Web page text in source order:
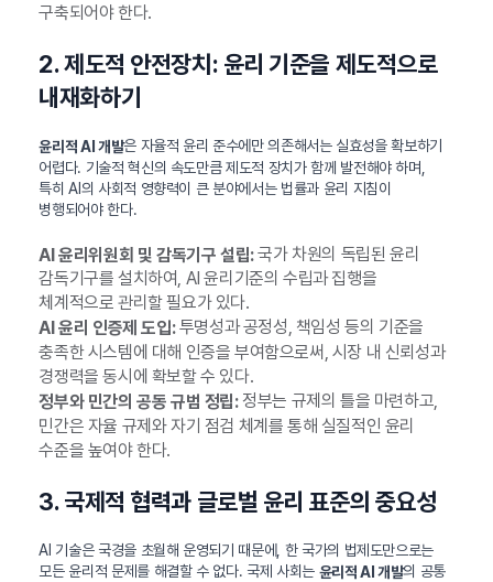
구축되어야 한다.
2. 제도적 안전장치: 윤리 기준을 제도적으로
내재화하기
윤리적 AI 개발은 자율적 윤리 준수에만 의존해서는 실효성을 확보하기
어렵다. 기술적 혁신의 속도만큼 제도적 장치가 함께 발전해야 하며,
특히 AI의 사회적 영향력이 큰 분야에서는 법률과 윤리 지침이
병행되어야 한다.
AI 윤리위원회 및 감독기구 설립:국가 차원의 독립된 윤리
감독기구를 설치하여, AI 윤리기준의 수립과 집행을
체계적으로 관리할 필요가 있다.
AI 윤리 인증제 도입:투명성과 공정성, 책임성 등의 기준을
충족한 시스템에 대해 인증을 부여함으로써, 시장 내 신뢰성과
경쟁력을 동시에 확보할 수 있다.
정부와 민간의 공동 규범 정립:정부는 규제의 틀을 마련하고,
민간은 자율 규제와 자기 점검 체계를 통해 실질적인 윤리
수준을 높여야 한다.
3. 국제적 협력과 글로벌 윤리 표준의 중요성
AI 기술은 국경을 초월해 운영되기 때문에, 한 국가의 법제도만으로는
모든 윤리적 문제를 해결할 수 없다. 국제 사회는 윤리적 AI 개발의 공통